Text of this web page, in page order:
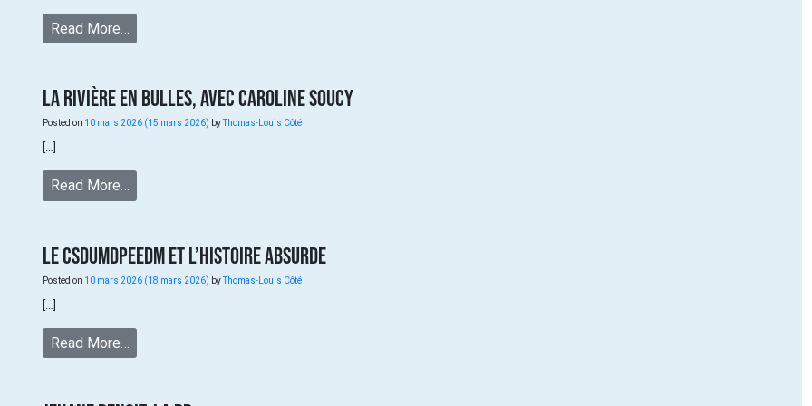
Read More…
La rivière en bulles, avec Caroline Soucy
Posted on 10 mars 2026 (15 mars 2026) by Thomas-Louis Côté
[…]
Read More…
Le CSDUMDPEEDM et l’histoire absurde
Posted on 10 mars 2026 (18 mars 2026) byThomas-Louis Côté
Read More…